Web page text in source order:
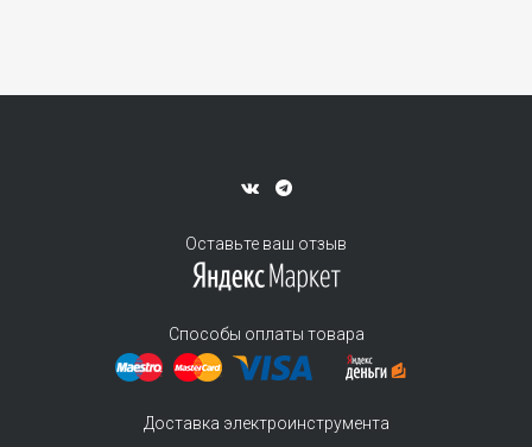
Оставьте ваш отзыв
Способы оплаты товара
Доставка электроинструмента